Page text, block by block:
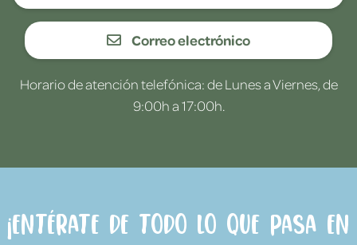
Correo electrónico
Horario de atención telefónica: de Lunes a Viernes, de
9:00h a 17:00h.
¡Entérate de todo lo que pasa en